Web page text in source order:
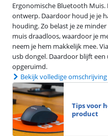
Ergonomische Bluetooth
ontwerp. Daardoor houd je je
houding. Zo belast je ze
muis draadloos, waardoor je
neem je hem makkelijk mee.
usb dongel. Daardoor blijft
opgeruimd.
Bekijk volledige omschrijving
Tips voor
product